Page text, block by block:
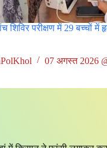
शिविर परीक्षण में 29 बच्चों में
07 अगस्त 2026